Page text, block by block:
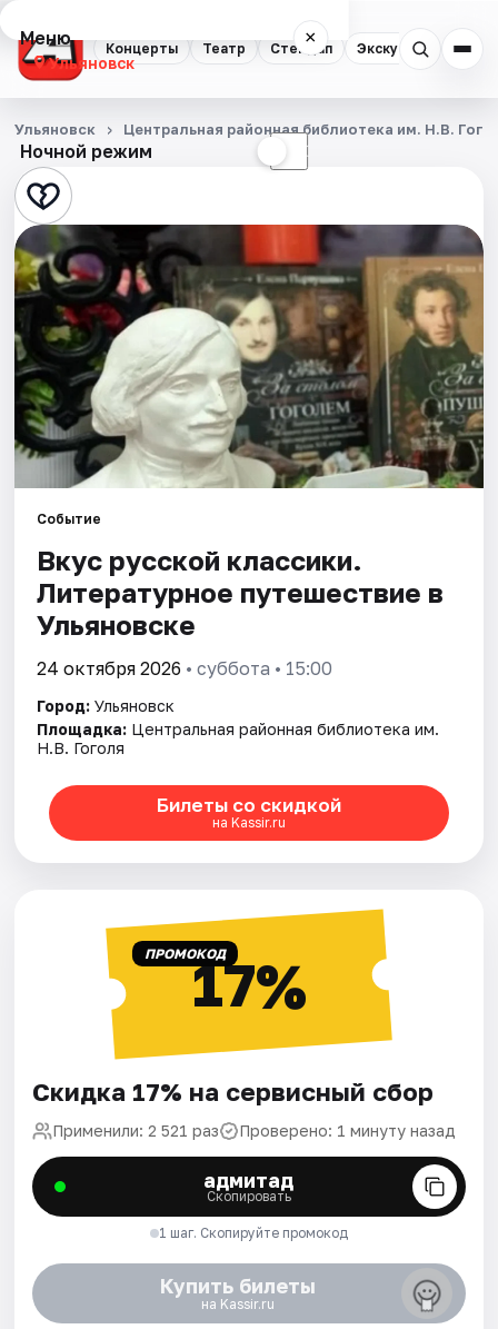
Концерты Театр Стендап Экскурсии
Меню ×
Ульяновск
Концерты
Театр
Стендап
Экскурсии
Спорт
События
Города
Артисты
Рейтинги
Ночной режим ☾
Ульяновск Центральная районная библиотека им. Н.В.
Событие
Вкус русской классики.
Литературное путешествие в
Ульяновске
24 октября 2026 • суббота • 15:00
Город: Ульяновск
Площадка: Центральная районная библиотека им.
Н.В. Гоголя
Билеты со скидкой
на Kassir.ru
ПРОМОКОД17%
Скидка 17% на сервисный сбор
Применили: 2 521 раз Проверено: 1 минуту назад
адмитад
Скопировать
1 шаг. Скопируйте промокод
Купить билеты
на Kassir.ru